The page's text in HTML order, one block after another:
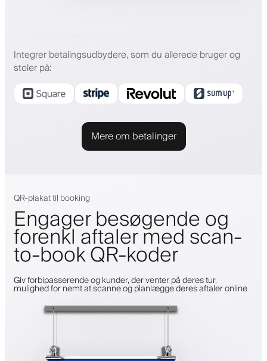
Integrer betalingsudbydere, som du allerede bruger og
stoler på:
Mere om betalinger
QR-plakat til booking
Engager besøgende og
forenkl aftaler med scan-
to-book QR-koder
Giv forbipasserende og kunder, der venter på deres tur,
mulighed for nemt at scanne og planlægge deres aftaler online